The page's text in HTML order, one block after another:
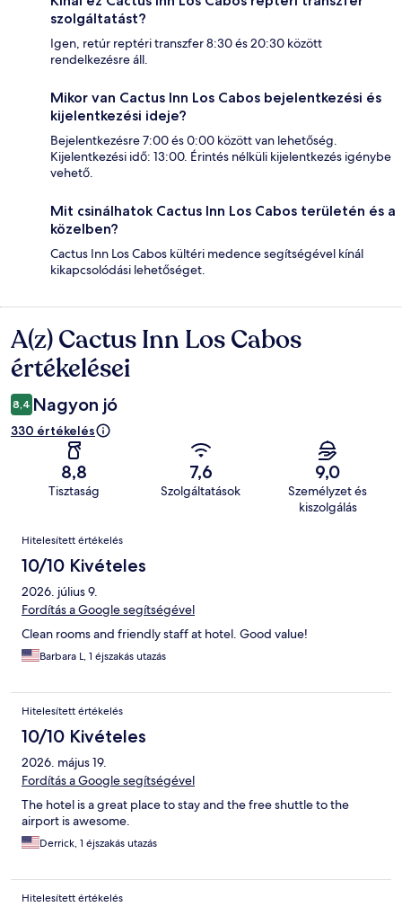
szolgáltatást?
Igen, retúr reptéri transzfer 8:30 és 20:30 között
rendelkezésre áll.
Mikor van Cactus Inn Los Cabos bejelentkezési és
kijelentkezési ideje?
Bejelentkezésre 7:00 és 0:00 között van lehetőség.
Kijelentkezési idő: 13:00. Érintés nélküli kijelentkezés igénybe
vehető.
Mit csinálhatok Cactus Inn Los Cabos területén és a
közelben?
Cactus Inn Los Cabos kültéri medence segítségével kínál
kikapcsolódási lehetőséget.
Értékelések
A(z) Cactus Inn Los Cabos
értékelései
8,4 Nagyon jó
330 értékelés
8,8
Tisztaság
7,6
Szolgáltatások
9,0
Személyzet és
kiszolgálás
Értékelések
Hitelesített értékelés
10/10 Kivételes
2026. július 9.
Fordítás a Google segítségével
Clean rooms and friendly staff at hotel. Good value!
Barbara L, 1 éjszakás utazás
Hitelesített értékelés
10/10 Kivételes
2026. május 19.
Fordítás a Google segítségével
The hotel is a great place to stay and the free shuttle to the
airport is awesome.
Derrick, 1 éjszakás utazás
Hitelesített értékelés